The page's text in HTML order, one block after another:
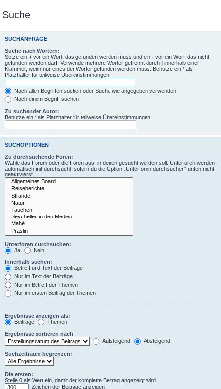
Suche
SUCHANFRAGE
Suche nach Wörtern:
Setze ein + vor ein Wort, das gefunden werden muss und ein - vor ein Wort, das nicht
gefunden werden darf. Verwende mehrere Wörter getrennt durch | innerhalb einer
Klammer, wenn nur eines der Wörter gefunden werden muss. Benutze ein * als
Platzhalter für teilweise Übereinstimmungen.
Nach allen Begriffen suchen oder Suche wie angegeben verwenden
Nach einem Begriff suchen
Zu suchender Autor:
Benutze ein * als Platzhalter für teilweise Übereinstimmungen.
SUCHOPTIONEN
Zu durchsuchende Foren:
Wähle das Forum oder die Foren aus, in denen gesucht werden soll. Unterforen werden
automatisch mit durchsucht, sofern du die Option „Unterforen durchsuchen“ unten nicht
deaktivierst.
Unterforen durchsuchen:
Ja
Nein
Innerhalb suchen:
Betreff und Text der Beiträge
Nur im Text der Beiträge
Nur im Betreff der Themen
Nur im ersten Beitrag der Themen
Ergebnisse anzeigen als:
Beiträge
Themen
Ergebnisse sortieren nach:
Aufsteigend
Absteigend
Suchzeitraum begrenzen:
Die ersten:
Stelle 0 als Wert ein, damit der komplette Beitrag angezeigt wird.
Zeichen der Beiträge anzeigen